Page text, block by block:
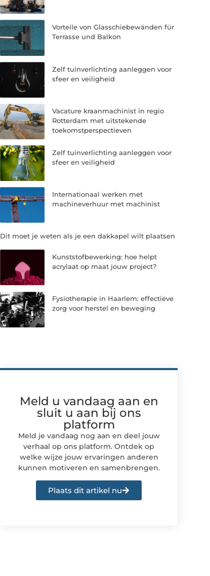
Vorteile von Glasschiebewänden für
Terrasse und Balkon
Zelf tuinverlichting aanleggen voor
sfeer en veiligheid
Vacature kraanmachinist in regio
Rotterdam met uitstekende
toekomstperspectieven
Zelf tuinverlichting aanleggen voor
sfeer en veiligheid
Internationaal werken met
machineverhuur met machinist
Dit moet je weten als je een dakkapel wilt plaatsen
Kunststofbewerking: hoe helpt
acrylaat op maat jouw project?
Fysiotherapie in Haarlem: effectieve
zorg voor herstel en beweging
Meld u vandaag aan en
sluit u aan bij ons
platform
Meld je vandaag nog aan en deel jouw
verhaal op ons platform. Ontdek op
welke wijze jouw ervaringen anderen
kunnen motiveren en samenbrengen.
Plaats dit artikel nu